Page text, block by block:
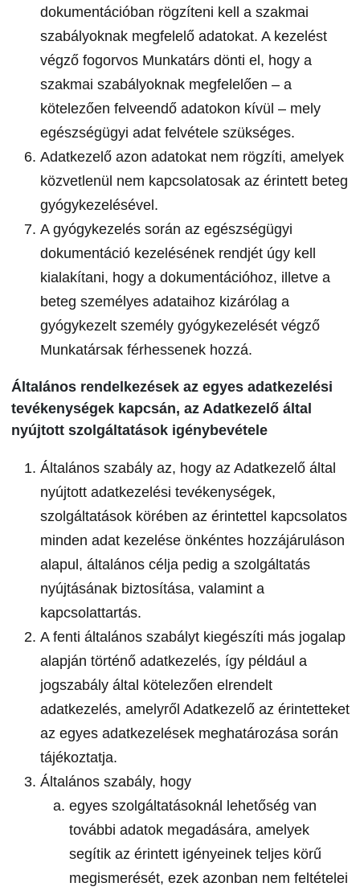
dokumentációban rögzíteni kell a szakmai
szabályoknak megfelelő adatokat. A kezelést
végző fogorvos Munkatárs dönti el, hogy a
szakmai szabályoknak megfelelően – a
kötelezően felveendő adatokon kívül – mely
egészségügyi adat felvétele szükséges.
Adatkezelő azon adatokat nem rögzíti, amelyek
közvetlenül nem kapcsolatosak az érintett beteg
gyógykezelésével.
A gyógykezelés során az egészségügyi
dokumentáció kezelésének rendjét úgy kell
kialakítani, hogy a dokumentációhoz, illetve a
beteg személyes adataihoz kizárólag a
gyógykezelt személy gyógykezelését végző
Munkatársak férhessenek hozzá.
Általános rendelkezések az egyes adatkezelési
tevékenységek kapcsán, az Adatkezelő által
nyújtott szolgáltatások igénybevétele
Általános szabály az, hogy az Adatkezelő által
nyújtott adatkezelési tevékenységek,
szolgáltatások körében az érintettel kapcsolatos
minden adat kezelése önkéntes hozzájáruláson
alapul, általános célja pedig a szolgáltatás
nyújtásának biztosítása, valamint a
kapcsolattartás.
A fenti általános szabályt kiegészíti más jogalap
alapján történő adatkezelés, így például a
jogszabály által kötelezően elrendelt
adatkezelés, amelyről Adatkezelő az érintetteket
az egyes adatkezelések meghatározása során
tájékoztatja.
Általános szabály, hogy
egyes szolgáltatásoknál lehetőség van
további adatok megadására, amelyek
segítik az érintett igényeinek teljes körű
megismerését, ezek azonban nem feltételei